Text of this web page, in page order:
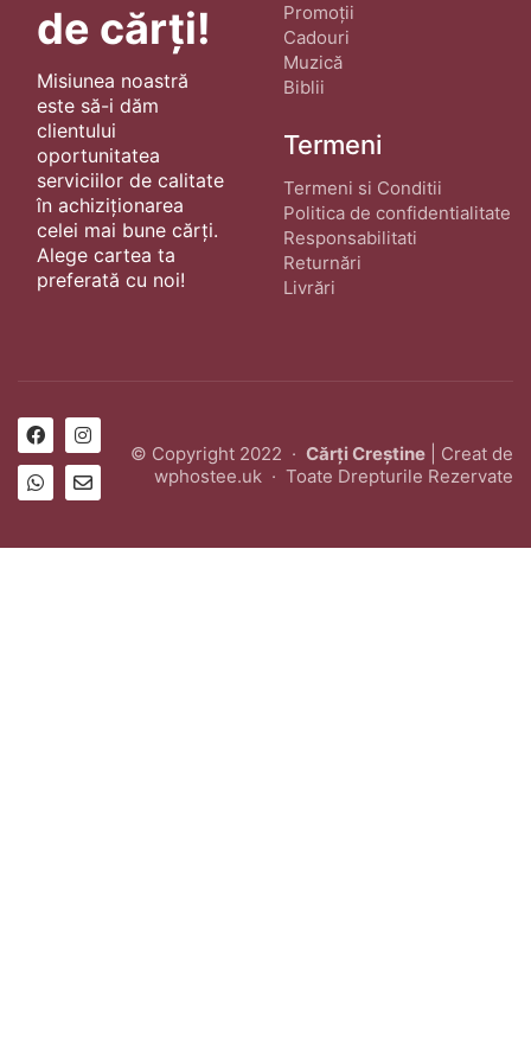
de cărți!
Misiunea noastră
este să-i dăm
clientului
oportunitatea
serviciilor de calitate
în achiziționarea
celei mai bune cărți.
Alege cartea ta
preferată cu noi!
Promoții
Cadouri
Muzică
Biblii
Termeni
Termeni si Conditii
Politica de confidentialitate
Responsabilitati
Returnări
Livrări
© Copyright 2022 · Cărți Creștine | Creat de
wphostee.uk · Toate Drepturile Rezervate